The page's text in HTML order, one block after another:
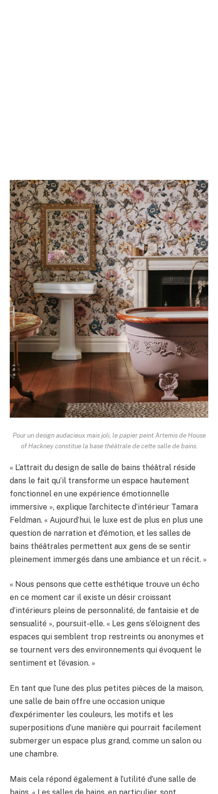
Pour un design audacieux mais joli, le papier peint Artemis de House
of Hackney constitue la base théâtrale de cette salle de bains.
« L’attrait du design de salle de bains théâtral réside
dans le fait qu’il transforme un espace hautement
fonctionnel en une expérience émotionnelle
immersive », explique l’architecte d’intérieur Tamara
Feldman. « Aujourd’hui, le luxe est de plus en plus une
question de narration et d’émotion, et les salles de
bains théâtrales permettent aux gens de se sentir
pleinement immergés dans une ambiance et un récit. »
« Nous pensons que cette esthétique trouve un écho
en ce moment car il existe un désir croissant
d’intérieurs pleins de personnalité, de fantaisie et de
sensualité », poursuit-elle. « Les gens s’éloignent des
espaces qui semblent trop restreints ou anonymes et
se tournent vers des environnements qui évoquent le
sentiment et l’évasion. »
En tant que l’une des plus petites pièces de la maison,
une salle de bain offre une occasion unique
d’expérimenter les couleurs, les motifs et les
superpositions d’une manière qui pourrait facilement
submerger un espace plus grand, comme un salon ou
une chambre.
Mais cela répond également à l’utilité d’une salle de
bains. « Les salles de bains, en particulier, sont